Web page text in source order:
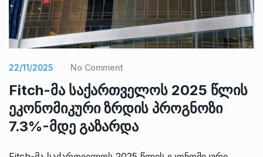
22/11/2025 No Comment
Fitch-მა საქართველოს 2025 წლის
ეკონომიკური ზრდის პროგნოზი
7.3%-მდე გაზარდა